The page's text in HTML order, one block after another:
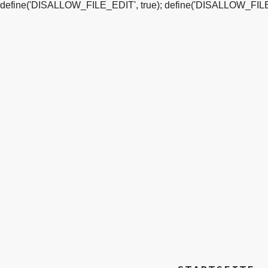
define('DISALLOW_FILE_EDIT', true);